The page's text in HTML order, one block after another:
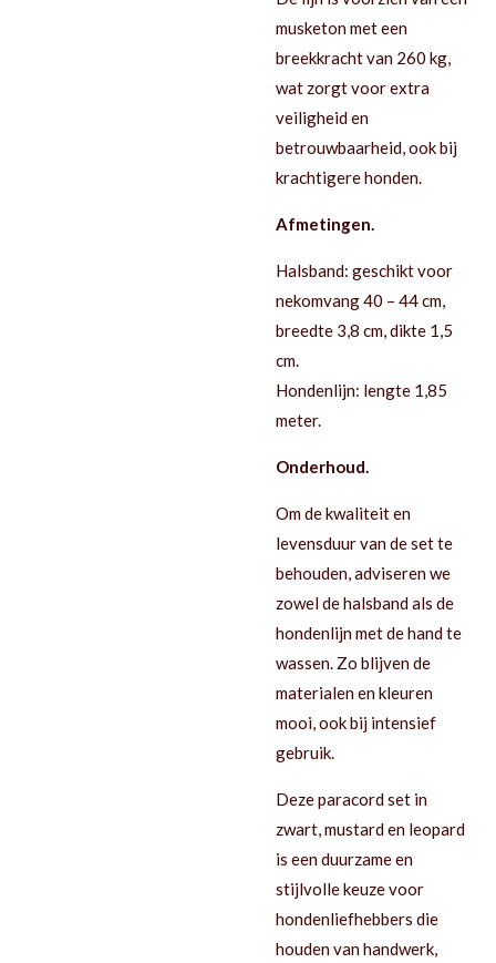
musketon met een
breekkracht van 260 kg,
wat zorgt voor extra
veiligheid en
betrouwbaarheid, ook bij
krachtigere honden.
Afmetingen.
Halsband: geschikt voor
nekomvang 40 – 44 cm,
breedte 3,8 cm, dikte 1,5
cm.
Hondenlijn: lengte 1,85
meter.
Onderhoud.
Om de kwaliteit en
levensduur van de set te
behouden, adviseren we
zowel de halsband als de
hondenlijn met de hand te
wassen. Zo blijven de
materialen en kleuren
mooi, ook bij intensief
gebruik.
Deze paracord set in
zwart, mustard en leopard
is een duurzame en
stijlvolle keuze voor
hondenliefhebbers die
houden van handwerk,